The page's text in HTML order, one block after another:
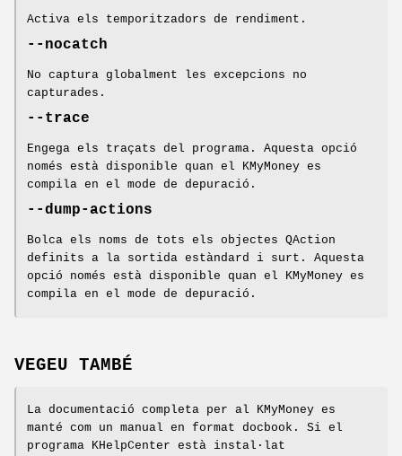
Activa els temporitzadors de rendiment.
--nocatch
No captura globalment les excepcions no
capturades.
--trace
Engega els traçats del programa. Aquesta opció
només està disponible quan el KMyMoney es
compila en el mode de depuració.
--dump-actions
Bolca els noms de tots els objectes QAction
definits a la sortida estàndard i surt. Aquesta
opció només està disponible quan el KMyMoney es
compila en el mode de depuració.
VEGEU TAMBÉ
La documentació completa per al KMyMoney es
manté com un manual en format docbook. Si el
programa KHelpCenter està instal⋅lat